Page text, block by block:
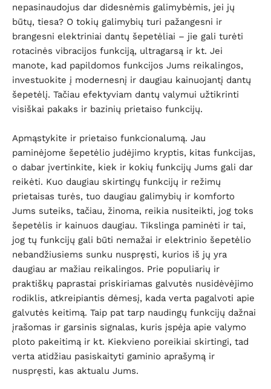
nepasinaudojus dar didesnėmis galimybėmis, jei jų
būtų, tiesa? O tokių galimybių turi pažangesni ir
brangesni elektriniai dantų šepetėliai – jie gali turėti
rotacinės vibracijos funkciją, ultragarsą ir kt. Jei
manote, kad papildomos funkcijos Jums reikalingos,
investuokite į modernesnį ir daugiau kainuojantį dantų
šepetėlį. Tačiau efektyviam dantų valymui užtikrinti
visiškai pakaks ir bazinių prietaiso funkcijų.
Apmąstykite ir prietaiso funkcionalumą. Jau
paminėjome šepetėlio judėjimo kryptis, kitas funkcijas,
o dabar įvertinkite, kiek ir kokių funkcijų Jums gali dar
reikėti. Kuo daugiau skirtingų funkcijų ir režimų
prietaisas turės, tuo daugiau galimybių ir komforto
Jums suteiks, tačiau, žinoma, reikia nusiteikti, jog toks
šepetėlis ir kainuos daugiau. Tikslinga paminėti ir tai,
jog tų funkcijų gali būti nemažai ir elektrinio šepetėlio
nebandžiusiems sunku nuspręsti, kurios iš jų yra
daugiau ar mažiau reikalingos. Prie populiarių ir
praktiškų paprastai priskiriamas galvutės nusidėvėjimo
rodiklis, atkreipiantis dėmesį, kada verta pagalvoti apie
galvutės keitimą. Taip pat tarp naudingų funkcijų dažnai
įrašomas ir garsinis signalas, kuris įspėja apie valymo
ploto pakeitimą ir kt. Kiekvieno poreikiai skirtingi, tad
verta atidžiau pasiskaityti gaminio aprašymą ir
nuspręsti, kas aktualu Jums.